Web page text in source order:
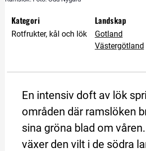
Kategori
Rotfrukter, kål och lök
Landskap
Gotland
Västergötland
En intensiv doft av lök
områden där ramslöken
sina gröna blad om
växer den vilt i de södra